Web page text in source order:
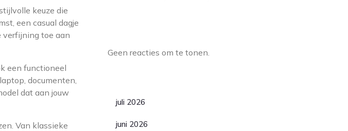
keuze die
een casual dagje
verfijning toe aan
een functioneel
documenten,
dat aan jouw
Van klassieke
Geen reacties om te tonen.
juli 2026
juni 2026